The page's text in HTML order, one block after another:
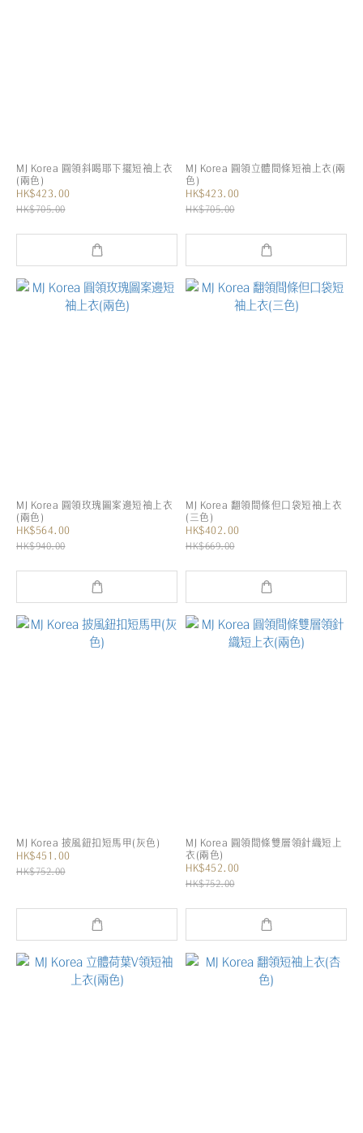
MJ Korea 圓領斜喝耶下擺短袖上衣
(兩色)
HK$423.00
HK$705.00
MJ Korea 圓領立體間條短袖上衣(兩
色)
HK$423.00
HK$705.00
MJ Korea 圓領玫瑰圖案邊短袖上衣
(兩色)
HK$564.00
HK$940.00
MJ Korea 翻領間條但口袋短袖上衣
(三色)
HK$402.00
HK$669.00
MJ Korea 披風鈕扣短馬甲(灰色)
HK$451.00
HK$752.00
MJ Korea 圓領間條雙層領針織短上
衣(兩色)
HK$452.00
HK$752.00